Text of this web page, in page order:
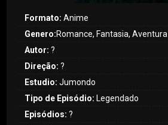
Formato: Anime
Genero:Romance, Fantasia, Aventura
Autor:?
Direção:?
Estudio:Jumondo
Tipo de Episódio: Legendado
Episódios: ?